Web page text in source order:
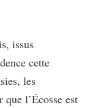
issus
cette
les
l’Écosse est